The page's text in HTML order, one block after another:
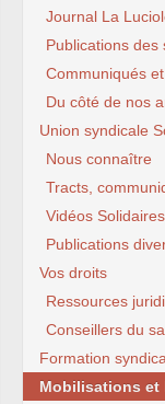
Journal La
Publications des
Communiqués
Du côté de nos
Union syndicale
Nous connaître
Tracts,
Vidéos Solidaires
Publications
Vos droits
Ressources
Conseillers du
Formation
Mobilisations et